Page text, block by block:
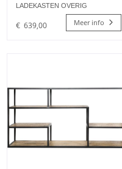
LADEKASTEN OVERIG
€ 639,00 Meer info